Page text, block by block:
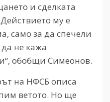
и сделката
му е
само за да спечели
не кажа
обобщи Симеонов.
на НФСБ описа
ветото. Но ще